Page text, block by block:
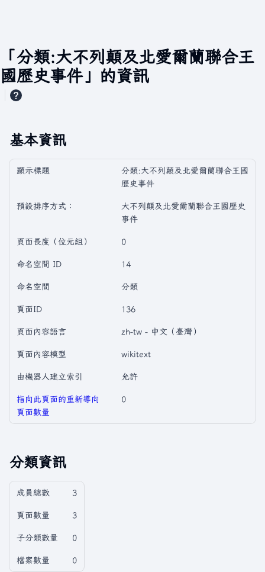
「分類:大不列顛及北愛爾蘭聯合王
國歷史事件」的資訊
基本資訊
顯示標題
分類:大不列顛及北愛爾蘭聯合王國
歷史事件
預設排序方式：
大不列顛及北愛爾蘭聯合王國歷史
事件
頁面長度（位元組） 0
命名空間 ID 14
命名空間 分類
頁面ID 136
頁面內容語言 zh-tw - 中文（臺灣）
頁面內容模型 wikitext
由機器人建立索引 允許
指向此頁面的重新導向
頁面數量
0
分類資訊
成員總數 3
頁面數量 3
子分類數量 0
檔案數量 0